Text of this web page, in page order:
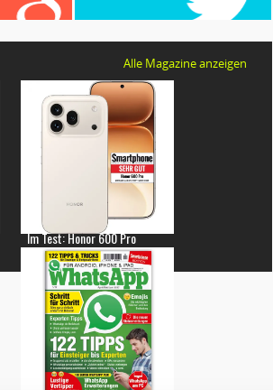
Alle Magazine anzeigen
Im Test: Honor 600 Pro